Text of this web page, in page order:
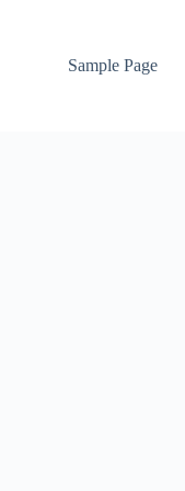
Sample Page